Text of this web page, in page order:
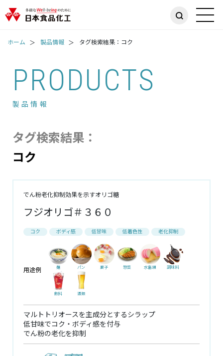
ホーム 製品情報 タグ検索結果：コク
PRODUCTS
製品情報
タグ検索結果：
コク
でん粉老化抑制効果を示すオリゴ糖
フジオリゴ＃３６０
コク ボディ感 低甘味 低着色性 老化抑制
用途例 麺 パン 菓子 惣菜 水畜練 調味料
飲料 酒類
マルトトリオースを主成分とするシラップ
低甘味でコク・ボディ感を付与
でん粉の老化を抑制